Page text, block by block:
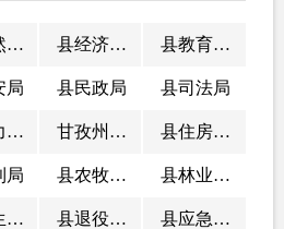
县自然资源和规划局 县经济信息和商务合作局 县教育和体育局
局 县民政局 县司法局
县人力资源和社会保障局 甘孜州稻城生态环境局 县住房和城乡建设局
局 县农牧农村和科技局 县林业和草原局
县卫生健康局 县退役军人事务局 县应急管理局